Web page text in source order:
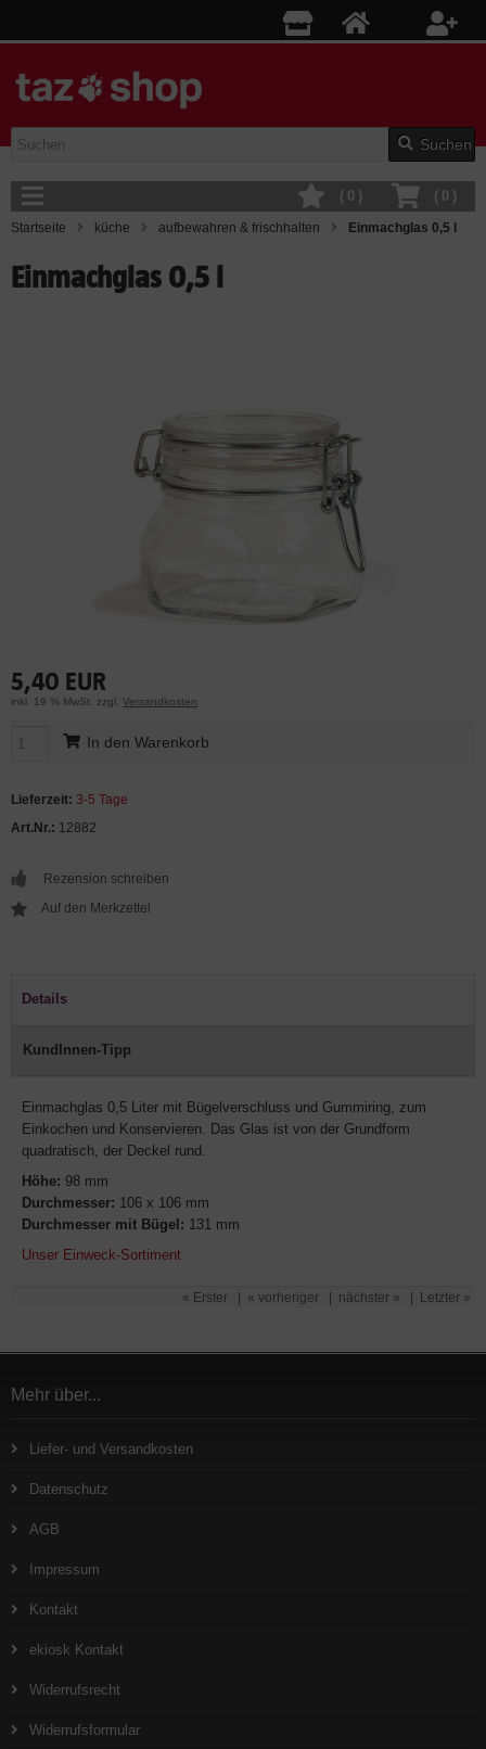
Suchen
( 0 )
( 0 )
Startseite küche aufbewahren & frischhalten Einmachglas 0,5 l
Einmachglas 0,5 l
5,40 EUR
inkl. 19 % MwSt. zzgl. Versandkosten
In den Warenkorb
Lieferzeit: 3-5 Tage
Art.Nr.: 12882
Rezension schreiben
Details
KundInnen-Tipp
Einmachglas 0,5 Liter mit Bügelverschluss und Gummiring, zum
Einkochen und Konservieren. Das Glas ist von der Grundform
quadratisch, der Deckel rund.
Höhe: 98 mm
Durchmesser: 106 x 106 mm
Durchmesser mit Bügel: 131 mm
Unser Einweck-Sortiment
« Erster « vorheriger nächster » Letzter »
Mehr über...
Liefer- und Versandkosten
Datenschutz
AGB
Impressum
Kontakt
ekiosk Kontakt
Widerrufsrecht
Widerrufsformular